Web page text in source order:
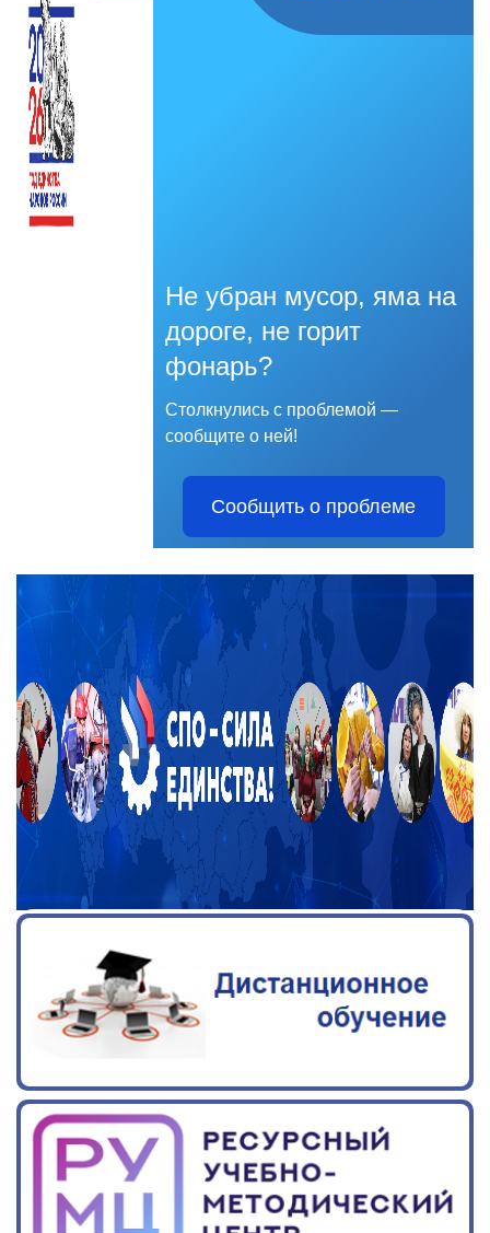
Не убран мусор, яма на
дороге, не горит
фонарь?
Столкнулись с проблемой —
сообщите о ней!
Сообщить о проблеме